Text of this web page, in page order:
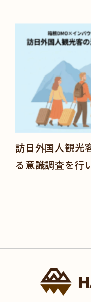
訪日外国人観光
る意識調査を行